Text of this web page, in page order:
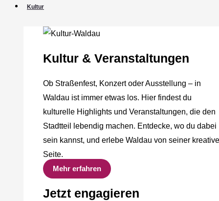
Kultur
Kultur & Veranstaltungen
Ob Straßenfest, Konzert oder Ausstellung – in
Waldau ist immer etwas los. Hier findest du
kulturelle Highlights und Veranstaltungen, die den
Stadtteil lebendig machen. Entdecke, wo du dabei
sein kannst, und erlebe Waldau von seiner
Seite.
Mehr erfahren
Jetzt engagieren